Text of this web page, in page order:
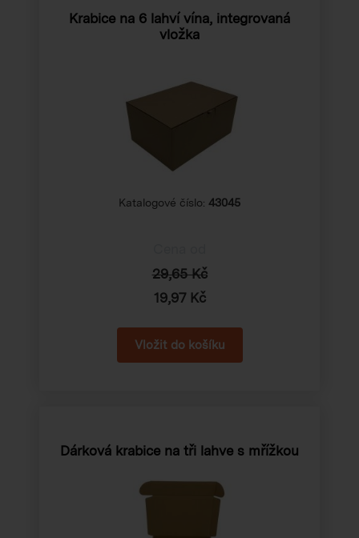
Krabice na 6 lahví vína, integrovaná
vložka
Katalogové číslo: 43045
29,65 Kč
19,97 Kč
Dárková krabice na tři lahve s mřížkou